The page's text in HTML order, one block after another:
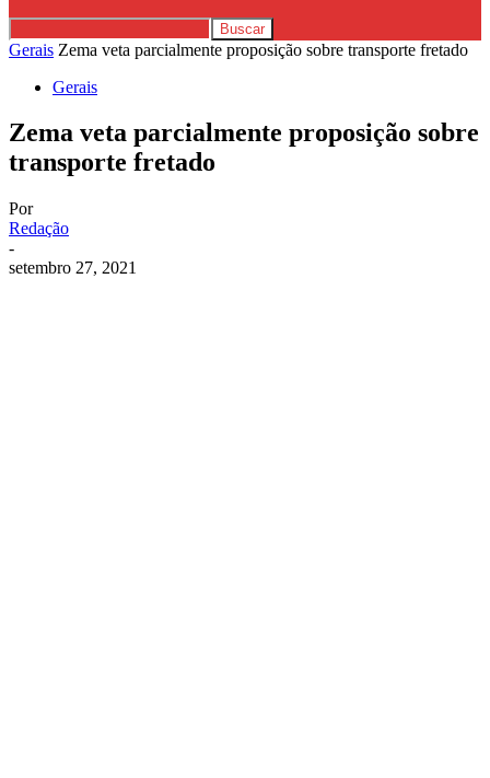
Gerais Zema veta parcialmente proposição sobre transporte fretado
Gerais
Zema veta parcialmente proposição sobre
transporte fretado
Por
Redação
-
setembro 27, 2021